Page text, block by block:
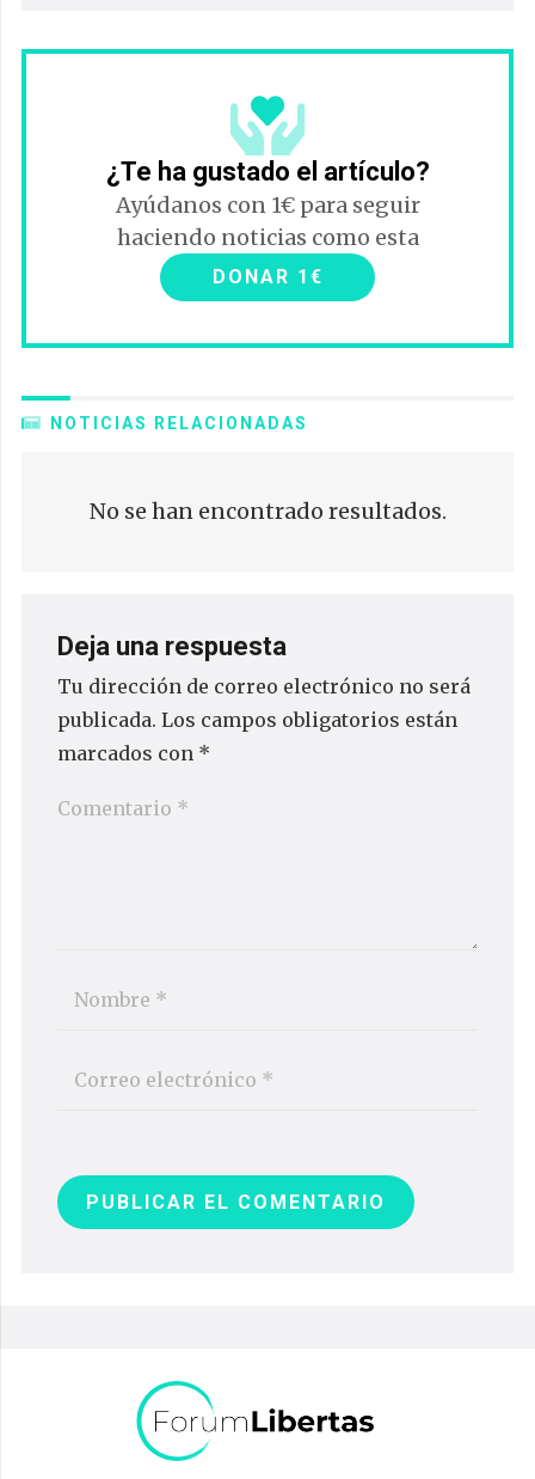
¿Te ha gustado el artículo?
Ayúdanos con 1€ para seguir
haciendo noticias como esta
DONAR 1€
NOTICIAS RELACIONADAS
No se han encontrado resultados.
Deja una respuesta
Tu dirección de correo electrónico no será
publicada. Los campos obligatorios están
marcados con *
PUBLICAR EL COMENTARIO